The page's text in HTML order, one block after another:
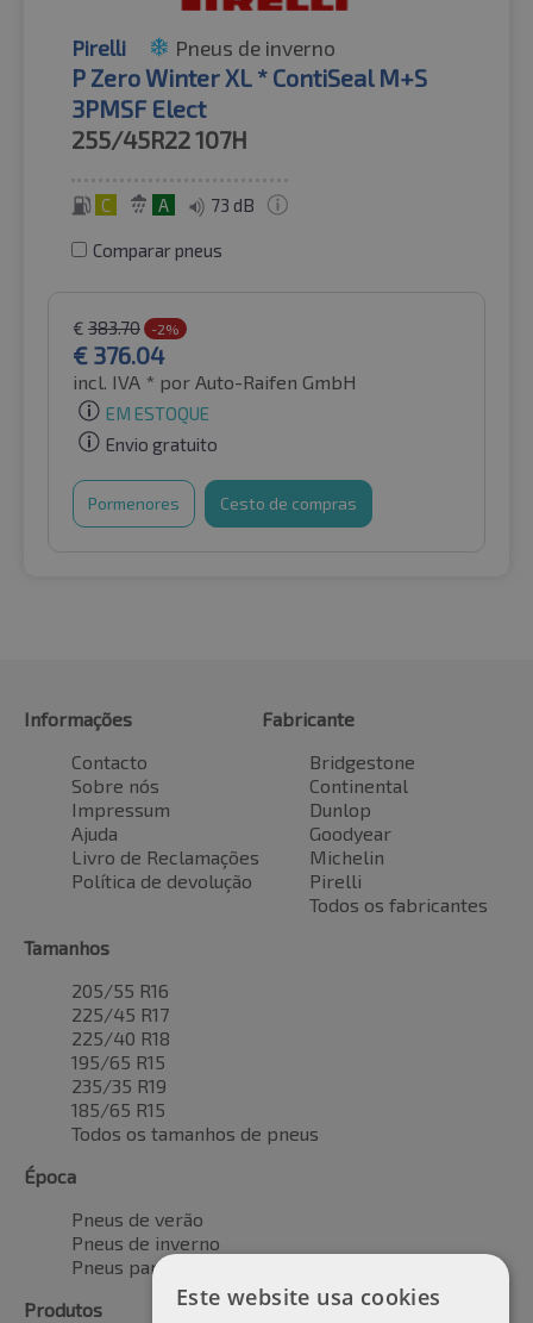
Pirelli Pneus de inverno
P Zero Winter XL * ContiSeal M+S
3PMSF Elect
255/45R22107H
C A 73 dB
Comparar pneus
€ 383.70 -2%
€ 376.04
incl. IVA * por Auto-Raifen GmbH
EM ESTOQUE
Envio gratuito
Pormenores Cesto de compras
Informações
Contacto
Sobre nós
Impressum
Ajuda
Livro de Reclamações
Política de devolução
Fabricante
Bridgestone
Continental
Dunlop
Goodyear
Michelin
Pirelli
Todos os fabricantes
Tamanhos
205/55 R16
225/45 R17
225/40 R18
195/65 R15
235/35 R19
185/65 R15
Todos os tamanhos de pneus
Época
Pneus de verão
Pneus de inverno
Pneus para todas as estações
Produtos
Este website usa cookies